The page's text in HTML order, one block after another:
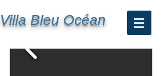
Villa Bleu Océan